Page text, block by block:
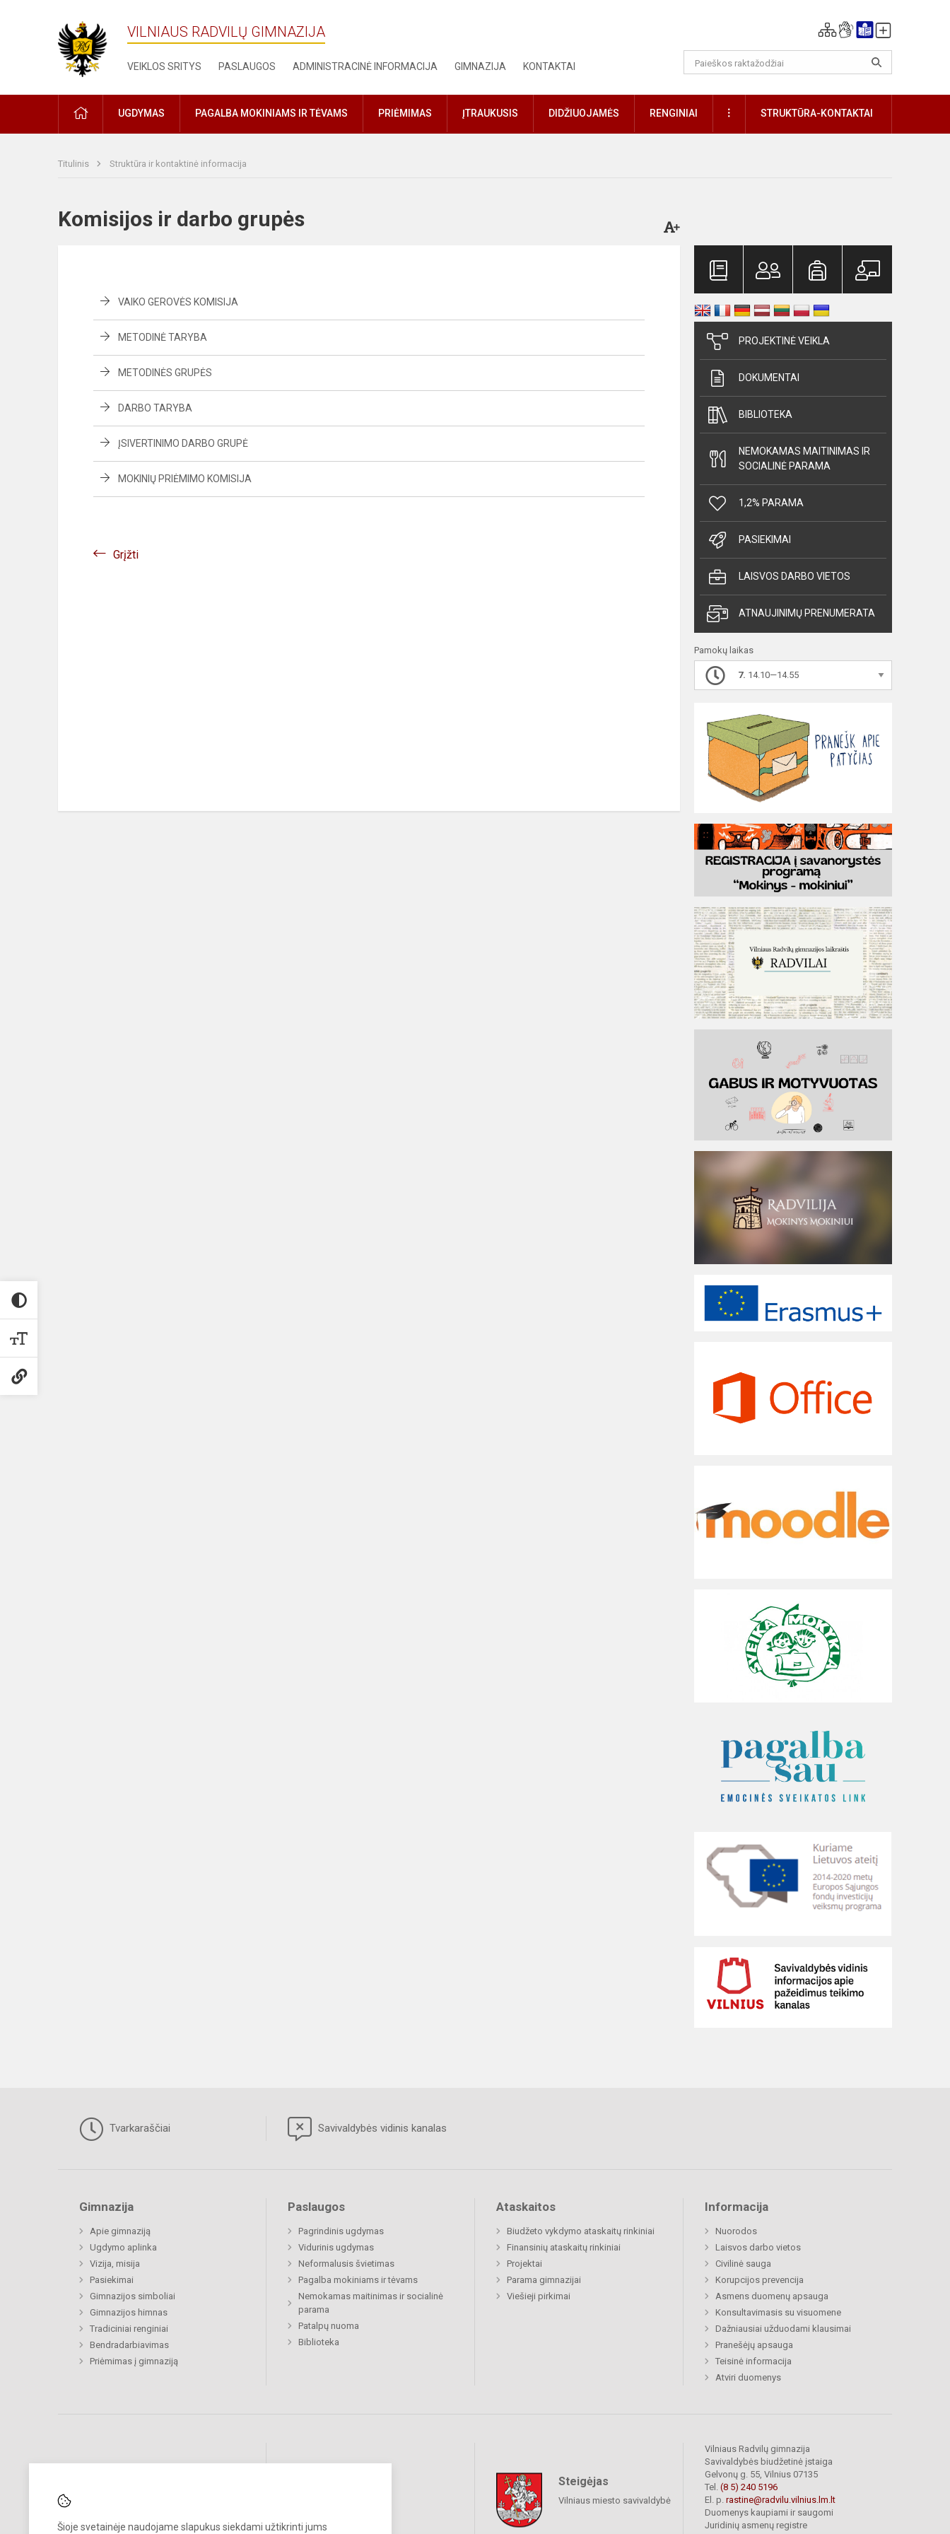
Šioje svetainėje naudojame slapukus siekdami užtikrinti jums
VILNIAUS RADVILŲ GIMNAZIJA
VEIKLOS SRITYS PASLAUGOS ADMINISTRACINĖ INFORMACIJA GIMNAZIJA KONTAKTAI
PRADŽIAUGDYMAS PAGALBA MOKINIAMS IR TĖVAMS PRIĖMIMAS ĮTRAUKUSIS DIDŽIUOJAMĖS RENGINIAI DAUGIAUSTRUKTŪRA-KONTAKTAI
Titulinis Struktūra ir kontaktinė informacija
Komisijos ir darbo grupės
VAIKO GEROVĖS KOMISIJA
METODINĖ TARYBA
METODINĖS GRUPĖS
DARBO TARYBA
ĮSIVERTINIMO DARBO GRUPĖ
MOKINIŲ PRIĖMIMO KOMISIJA
Grįžti
PROJEKTINĖ VEIKLA
DOKUMENTAI
BIBLIOTEKA
NEMOKAMAS MAITINIMAS IR
SOCIALINĖ PARAMA
1,2% PARAMA
PASIEKIMAI
LAISVOS DARBO VIETOS
ATNAUJINIMŲ PRENUMERATA
Pamokų laikas
7. 14.10—14.55
Tvarkaraščiai Savivaldybės vidinis kanalas
Gimnazija
Apie gimnaziją
Ugdymo aplinka
Vizija, misija
Pasiekimai
Gimnazijos simboliai
Gimnazijos himnas
Tradiciniai renginiai
Bendradarbiavimas
Priėmimas į gimnaziją
Paslaugos
Pagrindinis ugdymas
Vidurinis ugdymas
Neformalusis švietimas
Pagalba mokiniams ir tėvams
Nemokamas maitinimas ir socialinė
parama
Patalpų nuoma
Biblioteka
Ataskaitos
Biudžeto vykdymo ataskaitų rinkiniai
Finansinių ataskaitų rinkiniai
Projektai
Parama gimnazijai
Viešieji pirkimai
Informacija
Nuorodos
Laisvos darbo vietos
Civilinė sauga
Korupcijos prevencija
Asmens duomenų apsauga
Konsultavimasis su visuomene
Dažniausiai užduodami klausimai
Pranešėjų apsauga
Teisinė informacija
Atviri duomenys
RAŠYKITE
Steigėjas
Vilniaus miesto savivaldybė
Vilniaus Radvilų gimnazija
Savivaldybės biudžetinė įstaiga
Gelvonų g. 55, Vilnius 07135
Tel. (8 5) 240 5196
El. p. rastine@radvilu.vilnius.lm.lt
Duomenys kaupiami ir saugomi
Juridinių asmenų registre